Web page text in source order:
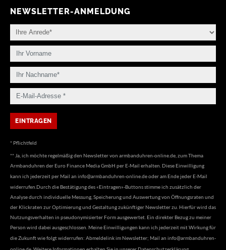
NEWSLETTER-ANMELDUNG
* Pflichtfeld
** Ja, ich möchte regelmäßig den Newsletter von armbanduhren-online.de, zum Thema
Armbanduhren der Euro Finance Media GmbH per E-Mail erhalten. Diese Einwilligung
kann ich jederzeit per Mail an info@armbanduhren-online.deoder am Ende jeder E-Mail
widerrufen.Durch die Bestätigung des «Eintragen»-Buttons stimme ich zusätzlich der
Analyse durch individuelle Messung, Speicherung und Auswertung von Öffnungsraten und
der Klickraten zur Optimierung und Gestaltung zukünftiger Newsletter zu. Hierfür wird das
Nutzungsverhalten in pseudonymisierter Form ausgewertet. Ein direkter Bezug zu meiner
Person wird dabei ausgeschlossen. Meine Einwilligungen kann ich jederzeit mit Wirkung für
die Zukunft wie folgt widerrufen: Abmeldelink im Newsletter; Mail an info@armbanduhren-